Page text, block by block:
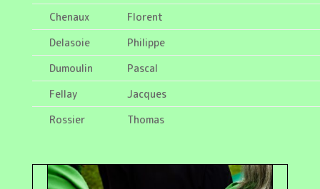
Chenaux
Florent
Delasoie
Philippe
Dumoulin
Pascal
Fellay
Jacques
Rossier
Thomas